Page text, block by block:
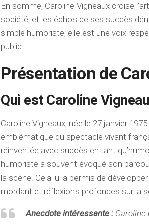
En somme, Caroline Vigneaux croise
société, et les échos de ses succès
simple humoriste; elle est une voix
public.
Présentation de
Qui est Caroline
Caroline Vigneaux, née le 27 janvier
emblématique du spectacle vivant
réinventée avec succès en tant
humoriste a souvent évoqué son
la scène. Cela lui a permis de
mordant et réflexions profondes sur la
Anecdote intéressante : Caroline